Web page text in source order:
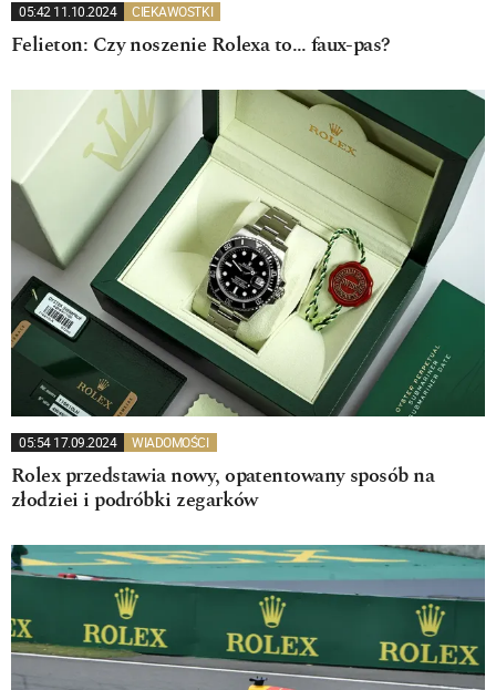
05:42 11.10.2024 CIEKAWOSTKI
Felieton: Czy noszenie Rolexa to… faux-pas?
05:54 17.09.2024 WIADOMOŚCI
Rolex przedstawia nowy, opatentowany sposób na
złodziei i podróbki zegarków